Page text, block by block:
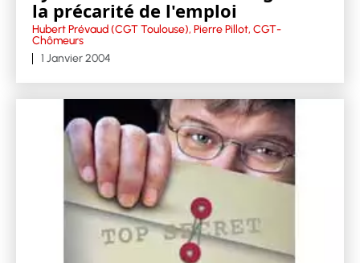
la précarité de l'emploi
Hubert Prévaud (CGT Toulouse), Pierre Pillot, CGT-
Chômeurs
1 Janvier 2004